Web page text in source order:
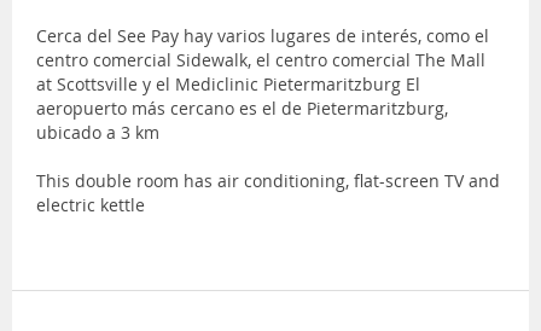
Cerca del See Pay hay varios lugares de interés, como el
centro comercial Sidewalk, el centro comercial The Mall
at Scottsville y el Mediclinic Pietermaritzburg El
aeropuerto más cercano es el de Pietermaritzburg,
ubicado a 3 km
This double room has air conditioning, flat-screen TV and
electric kettle